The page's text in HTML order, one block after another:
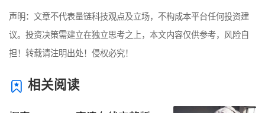
声明：文章不代表量链科技观点及立场，不构成本平台任何投资建
议。投资决策需建立在独立思考之上，本文内容仅供参考，风险自
担！转载请注明出处！侵权必究！
相关阅读